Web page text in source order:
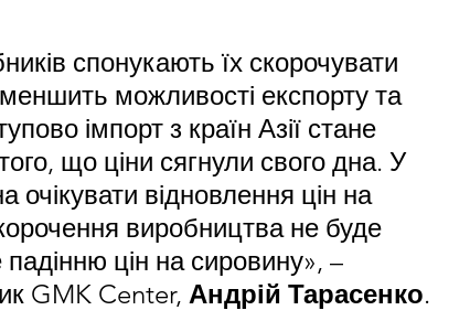
спонукають їх скорочувати
можливості експорту та
імпорт з країн Азії стане
що ціни сягнули свого дна. У
очікувати відновлення цін на
виробництва не буде
цін на сировину», –
GMK Center, Андрій Тарасенко.